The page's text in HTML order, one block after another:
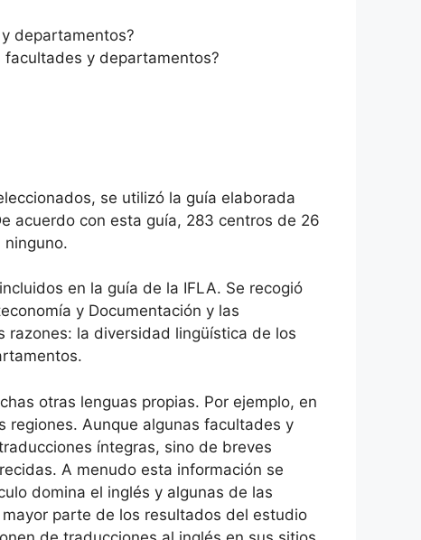
departamentos?
y departamentos?
se utilizó la guía elaborada
acuerdo con esta guía, 283 centros de 26
ninguno.
en la guía de la IFLA. Se recogió
y Documentación y las
la diversidad lingüística de los
otras lenguas propias. Por ejemplo, en
regiones. Aunque algunas facultades y
íntegras, sino de breves
A menudo esta información se
domina el inglés y algunas de las
parte de los resultados del estudio